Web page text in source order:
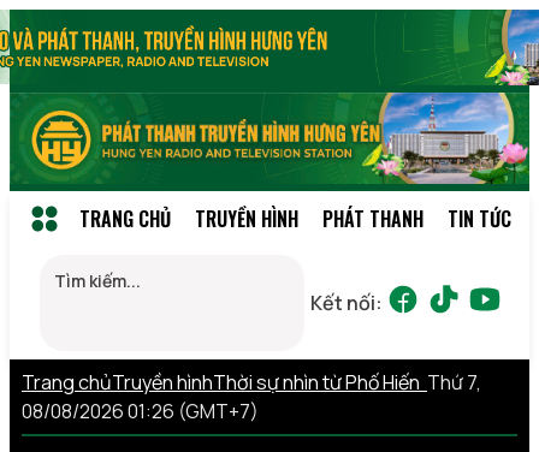
TRANG CHỦ TRUYỀN HÌNH PHÁT THANH TIN TỨC
Kết nối:
Trang chủTruyền hìnhThời sự nhìn từ Phố Hiến Thứ 7,
08/08/2026 01:26 (GMT+7)